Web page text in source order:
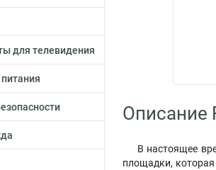
для телевидения
Описание
В настоящее
площадки,